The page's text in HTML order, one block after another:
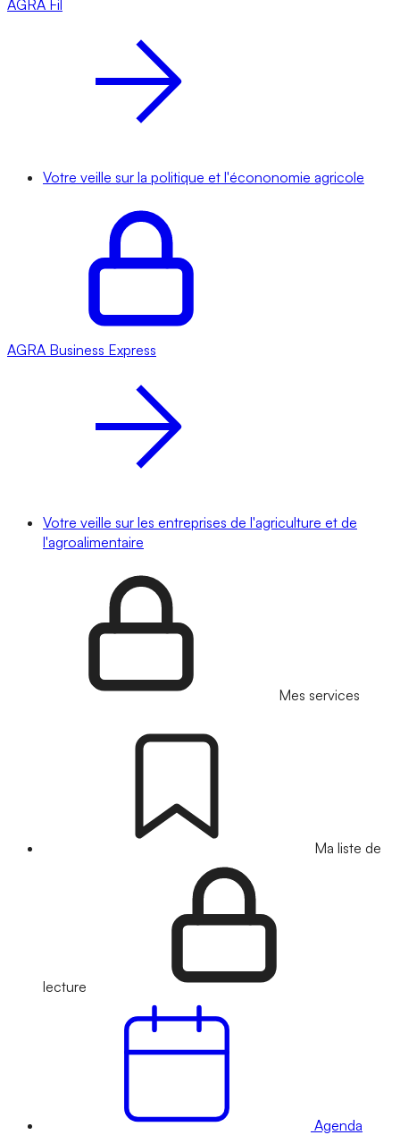
AGRA Fil
Votre veille sur la politique et l'écononomie agricole
AGRA Business Express
Votre veille sur les entreprises de l'agriculture et de
l'agroalimentaire
Mes services
Ma liste de
lecture
Agenda